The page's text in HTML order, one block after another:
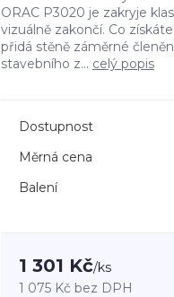
ORAC P3020 je zakryje
vizuálně zakončí. Co
přidá stěně záměrné
stavebního z... celý popis
Dostupnost
Měrná cena
Balení
1 301 Kč/ks
1 075 Kč bez DPH